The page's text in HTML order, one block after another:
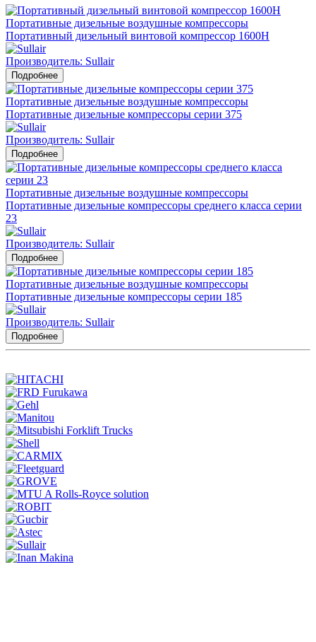
Портативные дизельные воздушные компрессоры
Портативный дизельный винтовой компрессор 1600H
Производитель: Sullair
Подробнее
Портативные дизельные воздушные компрессоры
Портативные дизельные компрессоры серии 375
Производитель: Sullair
Подробнее
Портативные дизельные воздушные компрессоры
Портативные дизельные компрессоры среднего класса серии
23
Производитель: Sullair
Подробнее
Портативные дизельные воздушные компрессоры
Портативные дизельные компрессоры серии 185
Производитель: Sullair
Подробнее